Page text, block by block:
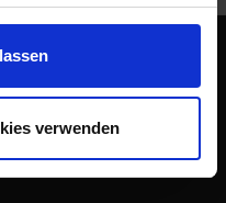
verwenden
Siebenrock.
to newsletter